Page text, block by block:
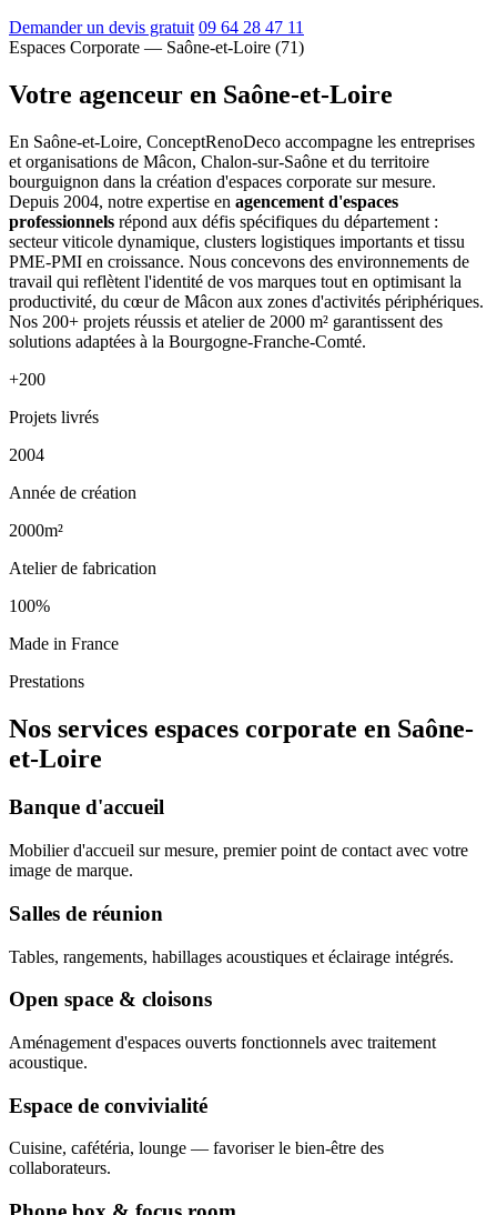
Demander un devis gratuit 09 64 28 47 11
Espaces Corporate — Saône-et-Loire (71)
Votre agenceur en Saône-et-Loire
En Saône-et-Loire, ConceptRenoDeco accompagne les entreprises
et organisations de Mâcon, Chalon-sur-Saône et du territoire
bourguignon dans la création d'espaces corporate sur mesure.
Depuis 2004, notre expertise en agencement d'espaces
professionnels répond aux défis spécifiques du département :
secteur viticole dynamique, clusters logistiques importants et tissu
PME-PMI en croissance. Nous concevons des environnements de
travail qui reflètent l'identité de vos marques tout en optimisant la
productivité, du cœur de Mâcon aux zones d'activités périphériques.
Nos 200+ projets réussis et atelier de 2000 m² garantissent des
solutions adaptées à la Bourgogne-Franche-Comté.
+200
Projets livrés
2004
Année de création
2000m²
Atelier de fabrication
100%
Made in France
Prestations
Nos services espaces corporate en Saône-
et-Loire
Banque d'accueil
Mobilier d'accueil sur mesure, premier point de contact avec votre
image de marque.
Salles de réunion
Tables, rangements, habillages acoustiques et éclairage intégrés.
Open space & cloisons
Aménagement d'espaces ouverts fonctionnels avec traitement
acoustique.
Espace de convivialité
Cuisine, cafétéria, lounge — favoriser le bien-être des
collaborateurs.